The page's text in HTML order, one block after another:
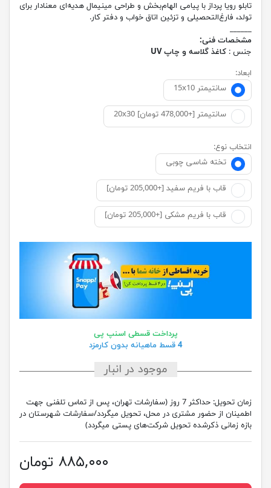
تابلو رویا پرداز با پیامی الهام‌بخش و طراحی مینیمال هدیه‌ای معنادار برای
تولد، فارغ‌التحصیلی و تزئین اتاق خواب و دفتر کار.
______
مشخصات فنی:
جنس : کاغذ گلاسه و چاپ UV
ابعاد:
15x10 سانتیمتر
20x30 سانتیمتر [+478,000 تومان]
انتخاب نوع:
تخته شاسی چوبی
قاب با فریم سفید [+205,000 تومان]
قاب با فریم مشکی [+205,000 تومان]
پرداخت قسطی اسنپ پی
4 قسط ماهیانه بدون کارمزد
موجود در انبار
زمان تحویل:
حداکثر 7 روز (سفارشات تهران، پس از تماس تلفنی جهت
اطمینان از حضور مشتری در محل، تحویل میگردد/سفارشات شهرستان در
بازه زمانی ذکرشده تحویل شرکت‌های پستی میگردد)
۸۸۵,۰۰۰ تومان